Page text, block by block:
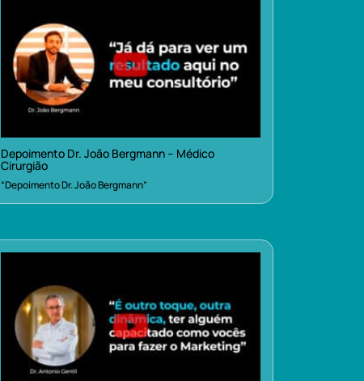
Depoimento Dr. João Bergmann – Médico
Cirurgião
“Depoimento Dr. João Bergmann”